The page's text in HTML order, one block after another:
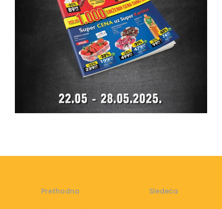
Prethodna Sledeća